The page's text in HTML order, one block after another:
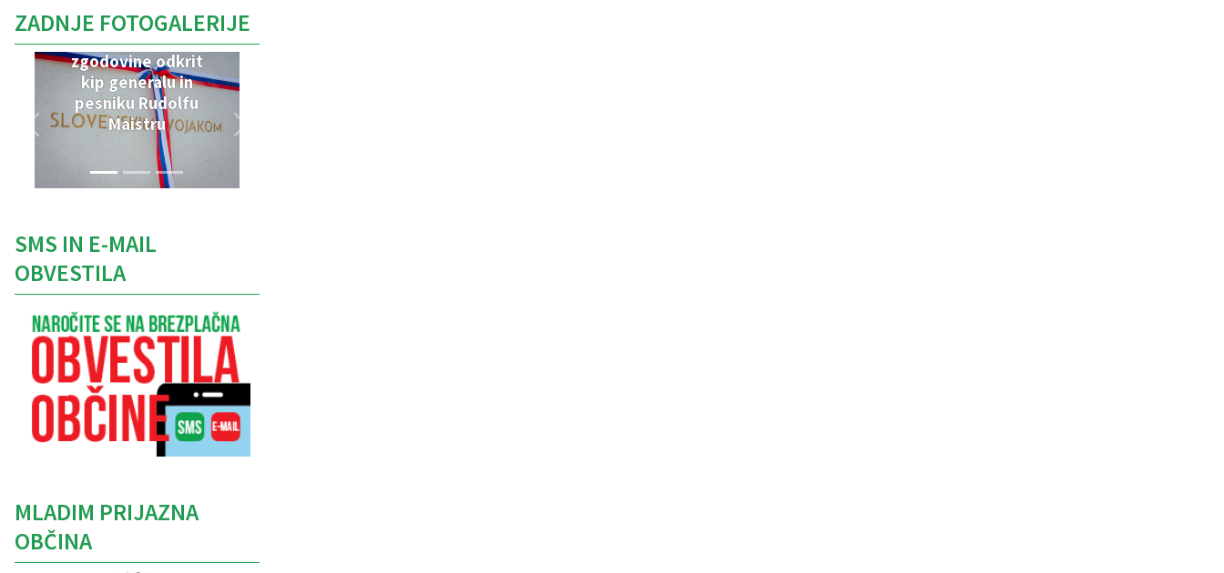
ZADNJE FOTOGALERIJE
V Parku vojaške
zgodovine odkrit
kip generalu in
pesniku Rudolfu
Maistru
SMS IN E-MAIL
OBVESTILA
MLADIM PRIJAZNA
OBČINA